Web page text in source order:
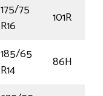
175/75
R16
101R
185/65
R14
86H